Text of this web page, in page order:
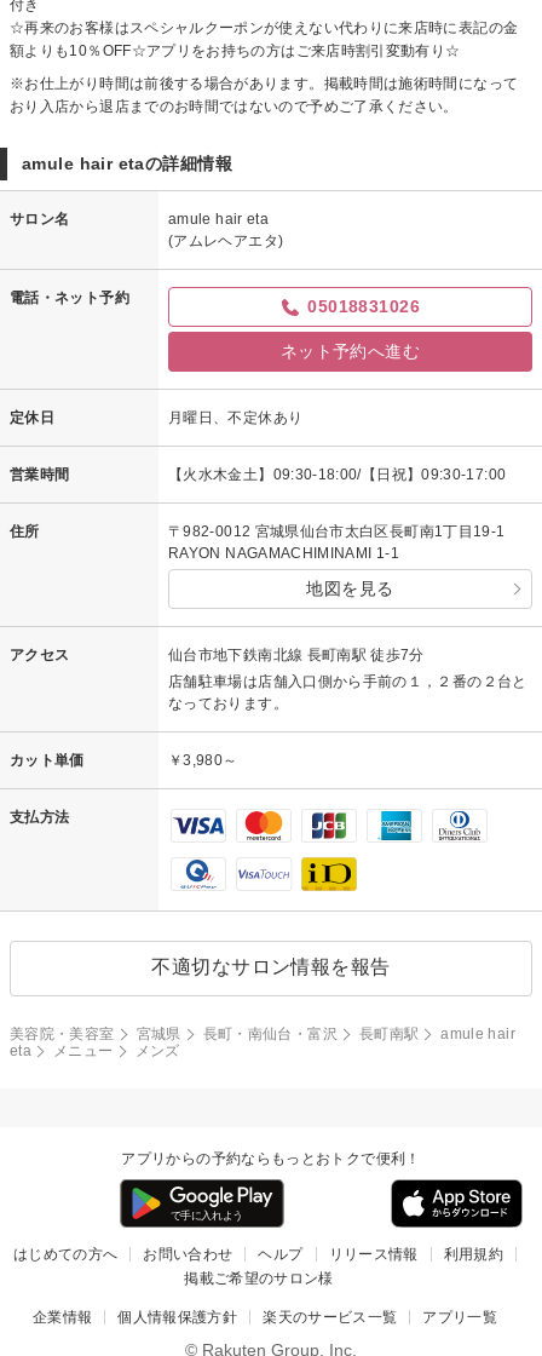
付き
☆再来のお客様はスペシャルクーポンが使えない代わりに来店時に表記の金
額よりも10％OFF☆アプリをお持ちの方はご来店時割引変動有り☆
※お仕上がり時間は前後する場合があります。掲載時間は施術時間になって
おり入店から退店までのお時間ではないので予めご了承ください。
amule hair etaの詳細情報
サロン名
amule hair eta
(アムレヘアエタ)
電話・ネット予約 05018831026
ネット予約へ進む
定休日 月曜日、不定休あり
営業時間 【火水木金土】09:30-18:00/【日祝】09:30-17:00
住所
〒982-0012 宮城県仙台市太白区長町南1丁目19-1
RAYON NAGAMACHIMINAMI 1-1
地図を見る
アクセス
仙台市地下鉄南北線 長町南駅 徒歩7分
店舗駐車場は店舗入口側から手前の１，２番の２台と
なっております。
カット単価 ￥3,980～
支払方法
不適切なサロン情報を報告
美容院・美容室 宮城県 長町・南仙台・富沢 長町南駅
amule hair
eta
メニュー メンズ
アプリからの予約ならもっとおトクで便利！
はじめての方へ お問い合わせ ヘルプ リリース情報
利用規約
掲載ご希望のサロン様
企業情報 個人情報保護方針 楽天のサービス一覧 アプリ一覧
© Rakuten Group, Inc.